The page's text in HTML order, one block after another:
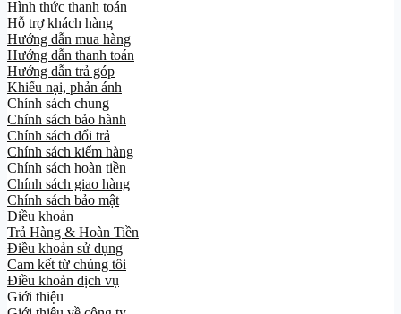
Hình thức thanh toán
Hỗ trợ khách hàng
Hướng dẫn mua hàng
Hướng dẫn thanh toán
Hướng dẫn trả góp
Khiếu nại, phản ánh
Chính sách chung
Chính sách bảo hành
Chính sách đổi trả
Chính sách kiểm hàng
Chính sách hoàn tiền
Chính sách giao hàng
Chính sách bảo mật
Điều khoản
Trả Hàng & Hoàn Tiền
Điều khoản sử dụng
Cam kết từ chúng tôi
Điều khoản dịch vụ
Giới thiệu